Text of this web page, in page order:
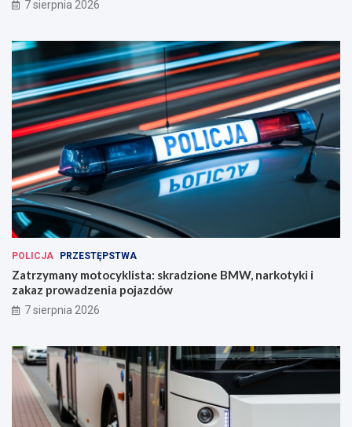
7 sierpnia 2026
POLICJA PRZESTĘPSTWA
Zatrzymany motocyklista: skradzione BMW, narkotyki i
zakaz prowadzenia pojazdów
7 sierpnia 2026